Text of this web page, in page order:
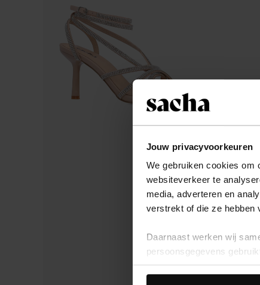
Jouw privacyvoorkeuren
We gebruiken cookies om
websiteverkeer te
media, adverteren en
verstrekt of die ze hebben
Daarnaast werken wij
persoonsgegevens